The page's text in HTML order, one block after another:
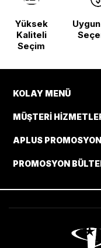
Yüksek
Kaliteli
Seçim
KOLAY MENÜ
MÜŞTERI
APLUS PROMOSYON
PROMOSYON